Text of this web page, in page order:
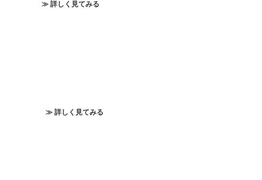
≫ 詳しく見てみる
≫ 詳しく見てみる